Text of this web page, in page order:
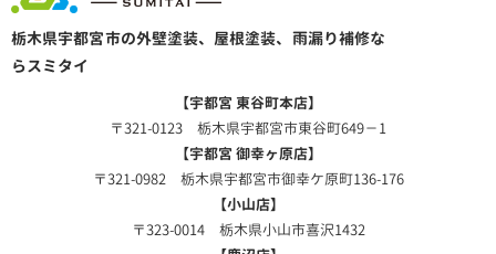
栃木県宇都宮市の外壁塗装、屋根塗装、雨漏り補修な
らスミタイ
【宇都宮 東谷町本店】
〒321-0123 栃木県宇都宮市東谷町649－1
【宇都宮 御幸ヶ原店】
〒321-0982 栃木県宇都宮市御幸ケ原町136-176
【小山店】
〒323-0014 栃木県小山市喜沢1432